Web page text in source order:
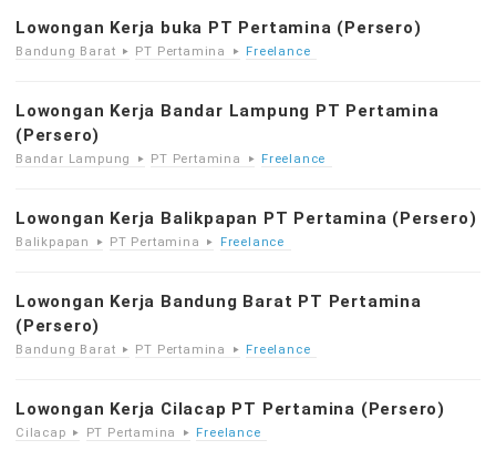
Lowongan Kerja buka PT Pertamina (Persero)
Bandung Barat PT Pertamina Freelance
Lowongan Kerja Bandar Lampung PT Pertamina
(Persero)
Bandar Lampung PT Pertamina Freelance
Lowongan Kerja Balikpapan PT Pertamina (Persero)
Balikpapan PT Pertamina Freelance
Lowongan Kerja Bandung Barat PT Pertamina
(Persero)
Bandung Barat PT Pertamina Freelance
Lowongan Kerja Cilacap PT Pertamina (Persero)
Cilacap PT Pertamina Freelance